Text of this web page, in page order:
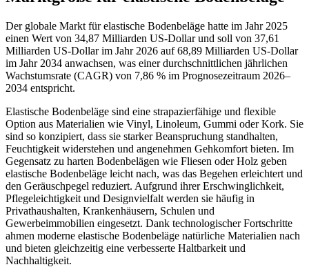
Der globale Markt für elastische Bodenbeläge hatte im Jahr 2025
einen Wert von 34,87 Milliarden US-Dollar und soll von 37,61
Milliarden US-Dollar im Jahr 2026 auf 68,89 Milliarden US-Dollar
im Jahr 2034 anwachsen, was einer durchschnittlichen jährlichen
Wachstumsrate (CAGR) von 7,86 % im Prognosezeitraum 2026–
2034 entspricht.
Elastische Bodenbeläge sind eine strapazierfähige und flexible
Option aus Materialien wie Vinyl, Linoleum, Gummi oder Kork. Sie
sind so konzipiert, dass sie starker Beanspruchung standhalten,
Feuchtigkeit widerstehen und angenehmen Gehkomfort bieten. Im
Gegensatz zu harten Bodenbelägen wie Fliesen oder Holz geben
elastische Bodenbeläge leicht nach, was das Begehen erleichtert und
den Geräuschpegel reduziert. Aufgrund ihrer Erschwinglichkeit,
Pflegeleichtigkeit und Designvielfalt werden sie häufig in
Privathaushalten, Krankenhäusern, Schulen und
Gewerbeimmobilien eingesetzt. Dank technologischer Fortschritte
ahmen moderne elastische Bodenbeläge natürliche Materialien nach
und bieten gleichzeitig eine verbesserte Haltbarkeit und
Nachhaltigkeit.